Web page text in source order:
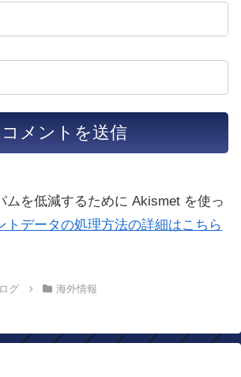
ムを低減するために Akismet を使っ
トデータの処理方法の詳細はこちら
グ 海外情報